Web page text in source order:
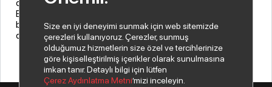
olarak başlamıştır. 2006 yılında Despec Bilgisayar’a katılan
Emrah Küçükgirgin, 1974 doğumludur, evli ve bir kız çocuk
babasıdır. Aktif olarak triatlon sporuyla uğraşmakta ve
düzenli olarak maraton koşmaktadır.
Size en iyi deneyimi sunmak için web sitemizde
çerezleri kullanıyoruz. Çerezler, sunmuş
olduğumuz hizmetlerin size özel ve tercihlerinize
göre kişiselleştirilmiş içerikler olarak sunulmasına
imkan tanır. Detaylı bilgi için lütfen
Çerez Aydınlatma Metni’mizi inceleyin.